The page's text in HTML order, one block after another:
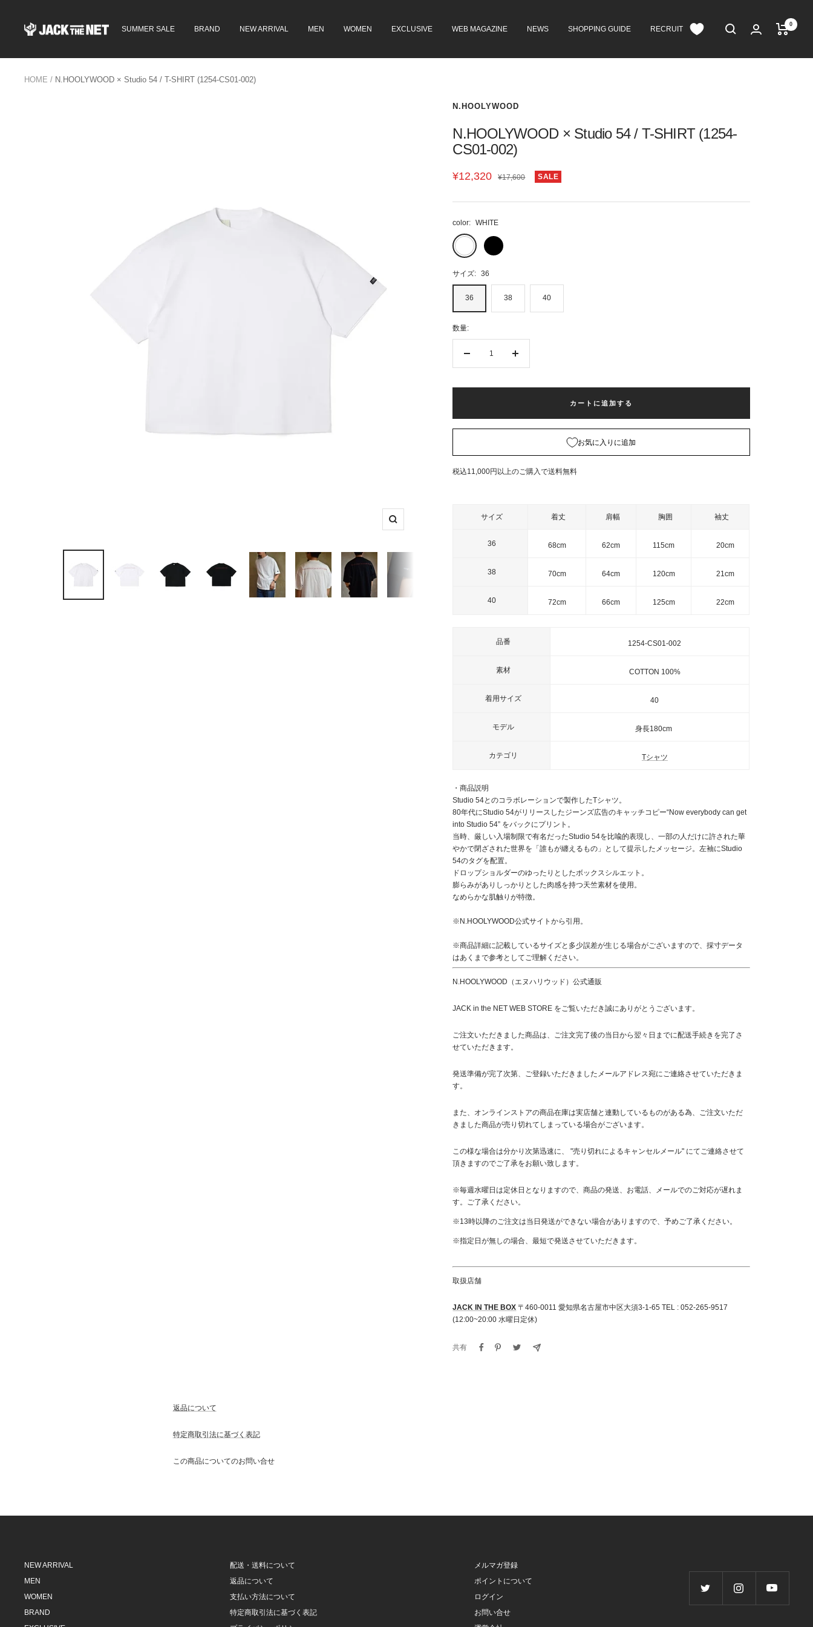
SUMMER SALE BRAND NEW ARRIVAL MEN WOMEN EXCLUSIVE WEB MAGAZINE NEWS SHOPPING GUIDE RECRUIT
JACK
WEB
0
HOME N.HOOLYWOOD × Studio 54 / T-SHIRT (1254-CS01-002)
ズ
N.HOOLYWOOD
N.HOOLYWOOD × Studio 54 / T-SHIRT (1254-
CS01-002)
セ
価
格
¥12,320
通
価
¥17,600 SALE
color: WHITE
WHITE BLACK
サイズ: 36
36 38 40
数量:
量
す
数
量
す
カートに追加する
お気に入りに追加
税込11,000円以上のご購入で送料無料
サイズ 着丈 肩幅 胸囲 袖丈
36 68cm 62cm 115cm 20cm
38 70cm 64cm 120cm 21cm
40 72cm 66cm 125cm 22cm
品番 1254-CS01-002
素材 COTTON 100%
着用サイズ 40
モデル 身長180cm
カテゴリ Tシャツ
・商品説明
Studio 54とのコラボレーションで製作したTシャツ。
80年代にStudio 54がリリースしたジーンズ広告のキャッチコピー“Now everybody can get
into Studio 54” をバックにプリント。
当時、厳しい入場制限で有名だったStudio 54を比喩的表現し、一部の人だけに許された華
やかで閉ざされた世界を「誰もが纏えるもの」として提示したメッセージ。左袖にStudio
54のタグを配置。
ドロップショルダーのゆったりとしたボックスシルエット。
膨らみがありしっかりとした肉感を持つ天竺素材を使用。
なめらかな肌触りが特徴。
※ N.HOOLYWOOD公式サイトから引用。
※商品詳細に記載しているサイズと多少誤差が生じる場合がございますので、採寸データ
はあくまで参考としてご理解ください。
N.HOOLYWOOD（エヌハリウッド）公式通販
JACK in the NET WEB STORE をご覧いただき誠にありがとうございます。
ご注文いただきました商品は、ご注文完了後の当日から翌々日までに配送手続きを完了さ
せていただきます。
発送準備が完了次第、ご登録いただきましたメールアドレス宛にご連絡させていただきま
す。
また、オンラインストアの商品在庫は実店舗と連動しているものがある為、ご注文いただ
きました商品が売り切れてしまっている場合がございます。
この様な場合は分かり次第迅速に、 "売り切れによるキャンセルメール" にてご連絡させて
頂きますのでご了承をお願い致します。
※毎週水曜日は定休日となりますので、商品の発送、お電話、メールでのご対応が遅れま
す。ご了承ください。
※13時以降のご注文は当日発送ができない場合がありますので、予めご了承ください。
※指定日が無しの場合、最短で発送させていただきます。
取扱店舗
JACK IN THE BOX 〒460-0011 愛知県名古屋市中区大須3-1-65 TEL : 052-265-9517
(12:00~20:00 水曜日定休)
共有
返品について
特定商取引法に基づく表記
この商品についてのお問い合せ
NEW ARRIVAL
MEN
WOMEN
BRAND
配送・送料について
返品について
支払い方法について
特定商取引法に基づく表記
メルマガ登録
ポイントについて
ログイン
お問い合せ